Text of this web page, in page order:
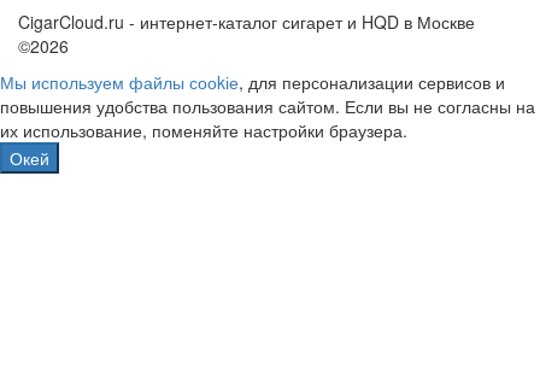
CigarCloud.ru - интернет-каталог сигарет и HQD в Москве
©2026
Мы используем файлы сооkіе, для персонализации сервисов и
повышения удобства пользования сайтом. Если вы не согласны на
их использование, поменяйте настройки браузера.
Окей